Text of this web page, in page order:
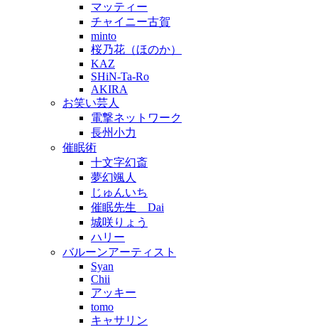
マッティー
チャイニー古賀
minto
桜乃花（ほのか）
KAZ
SHiN-Ta-Ro
AKIRA
お笑い芸人
電撃ネットワーク
長州小力
催眠術
十文字幻斎
夢幻颯人
じゅんいち
催眠先生 Dai
城咲りょう
ハリー
バルーンアーティスト
Syan
Chii
アッキー
tomo
キャサリン